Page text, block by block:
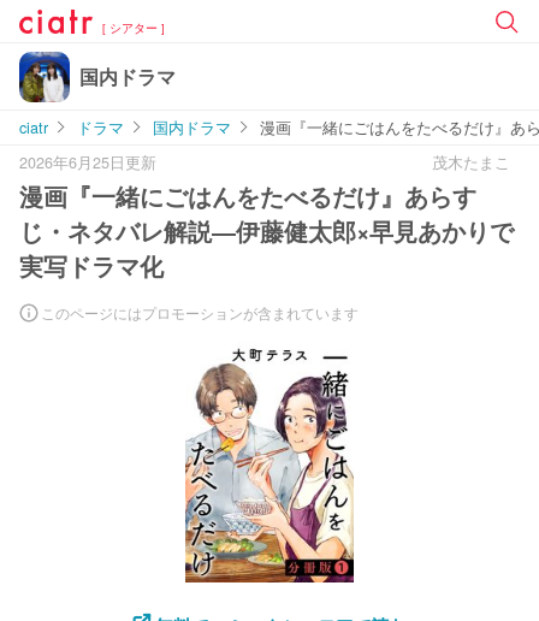
[ シアター ]
国内ドラマ
ciatr ドラマ 国内ドラマ
漫画『一緒にごはんをたべるだけ』あ
2026年6月25日更新
茂木たまこ
漫画『一緒にごはんをたべるだけ』あらす
じ・ネタバレ解説―伊藤健太郎×早見あかりで
実写ドラマ化
このページにはプロモーションが含まれています